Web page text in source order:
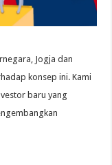
Jogja dan
konsep ini. Kami
baru yang